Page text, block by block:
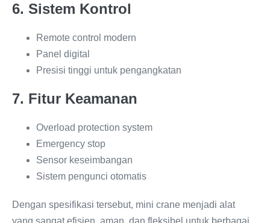
6. Sistem Kontrol
Remote control modern
Panel digital
Presisi tinggi untuk pengangkatan
7. Fitur Keamanan
Overload protection system
Emergency stop
Sensor keseimbangan
Sistem pengunci otomatis
Dengan spesifikasi tersebut, mini crane menjadi alat